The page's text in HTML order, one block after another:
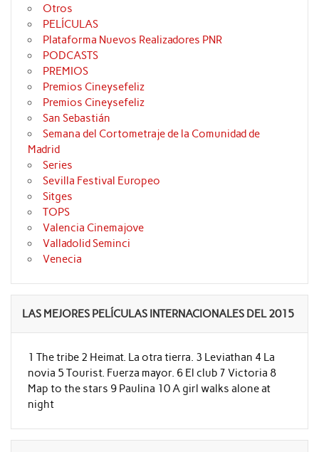
Otros
PELÍCULAS
Plataforma Nuevos Realizadores PNR
PODCASTS
PREMIOS
Premios Cineysefeliz
Premios Cineysefeliz
San Sebastián
Semana del Cortometraje de la Comunidad de
Madrid
Series
Sevilla Festival Europeo
Sitges
TOPS
Valencia Cinemajove
Valladolid Seminci
Venecia
LAS MEJORES PELÍCULAS INTERNACIONALES DEL 2015
1 The tribe 2 Heimat. La otra tierra. 3 Leviathan 4 La
novia 5 Tourist. Fuerza mayor. 6 El club 7 Victoria 8
Map to the stars 9 Paulina 10 A girl walks alone at
night